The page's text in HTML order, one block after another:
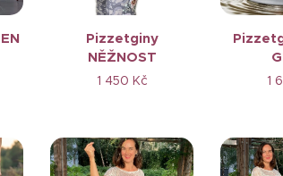
Pizzetginy
NĚŽNOST
1 450 Kč 1